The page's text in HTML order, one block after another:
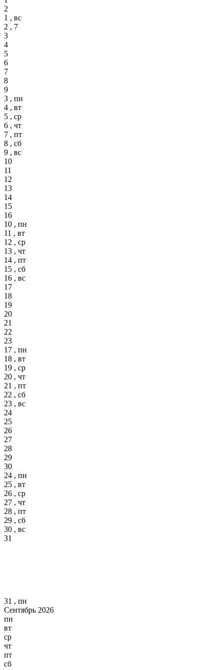
2
1 , вс
2 , 7
3
4
5
6
7
8
9
3 , пн
4 , вт
5 , ср
6 , чт
7 , пт
8 , сб
9 , вс
10
11
12
13
14
15
16
10 , пн
11 , вт
12 , ср
13 , чт
14 , пт
15 , сб
16 , вс
17
18
19
20
21
22
23
17 , пн
18 , вт
19 , ср
20 , чт
21 , пт
22 , сб
23 , вс
24
25
26
27
28
29
30
24 , пн
25 , вт
26 , ср
27 , чт
28 , пт
29 , сб
30 , вс
31
31 , пн
Сентябрь 2026
пн
вт
ср
чт
пт
сб